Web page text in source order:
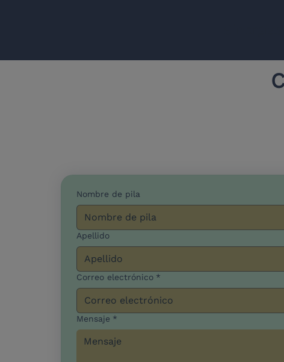
Nombre de pila
Apellido
Correo electrónico *
Mensaje *